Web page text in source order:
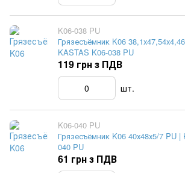
K06-038 PU
Грязесъёмник K06
KASTAS K06-038 PU
119 грн з ПДВ
шт.
K06-040 PU
Грязесъёмник K06 40х48х5/7 PU |
040 PU
61 грн з ПДВ